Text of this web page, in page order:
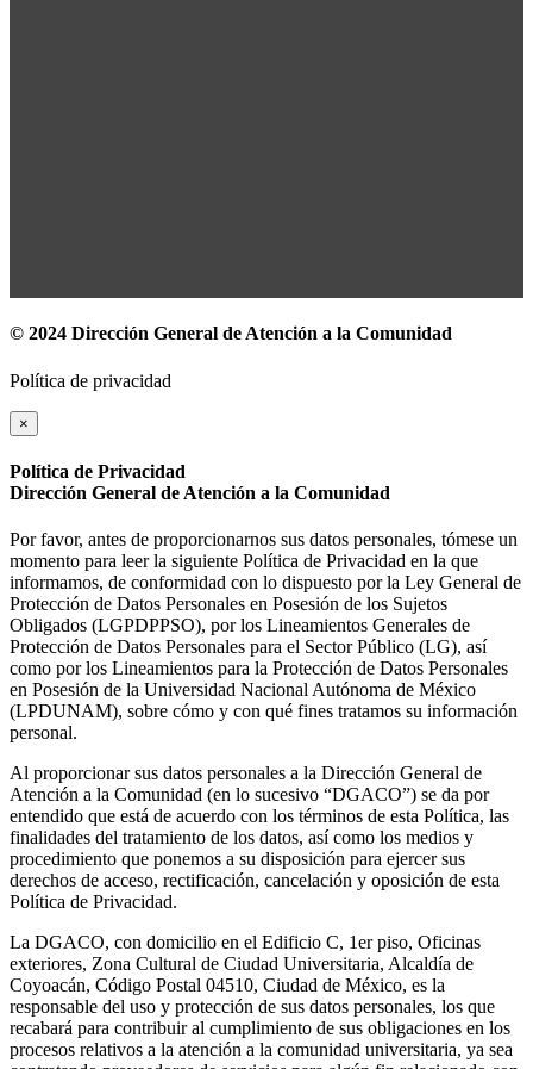
© 2024 Dirección General de Atención a la Comunidad
Política de privacidad
×
Política de Privacidad
Dirección General de Atención a la Comunidad
Por favor, antes de proporcionarnos sus datos personales, tómese un
momento para leer la siguiente Política de Privacidad en la que
informamos, de conformidad con lo dispuesto por la Ley General de
Protección de Datos Personales en Posesión de los Sujetos
Obligados (LGPDPPSO), por los Lineamientos Generales de
Protección de Datos Personales para el Sector Público (LG), así
como por los Lineamientos para la Protección de Datos Personales
en Posesión de la Universidad Nacional Autónoma de México
(LPDUNAM), sobre cómo y con qué fines tratamos su información
personal.
Al proporcionar sus datos personales a la Dirección General de
Atención a la Comunidad (en lo sucesivo “DGACO”) se da por
entendido que está de acuerdo con los términos de esta Política, las
finalidades del tratamiento de los datos, así como los medios y
procedimiento que ponemos a su disposición para ejercer sus
derechos de acceso, rectificación, cancelación y oposición de esta
Política de Privacidad.
La DGACO, con domicilio en el Edificio C, 1er piso, Oficinas
exteriores, Zona Cultural de Ciudad Universitaria, Alcaldía de
Coyoacán, Código Postal 04510, Ciudad de México, es la
responsable del uso y protección de sus datos personales, los que
recabará para contribuir al cumplimiento de sus obligaciones en los
procesos relativos a la atención a la comunidad universitaria, ya sea